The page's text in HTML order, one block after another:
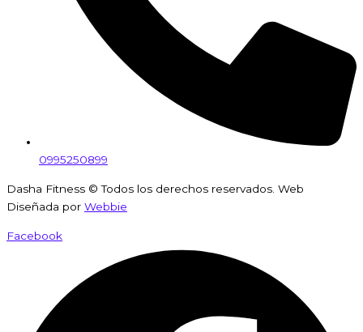
0995250899
Dasha Fitness © Todos los derechos reservados. Web
Diseñada por Webbie
Facebook